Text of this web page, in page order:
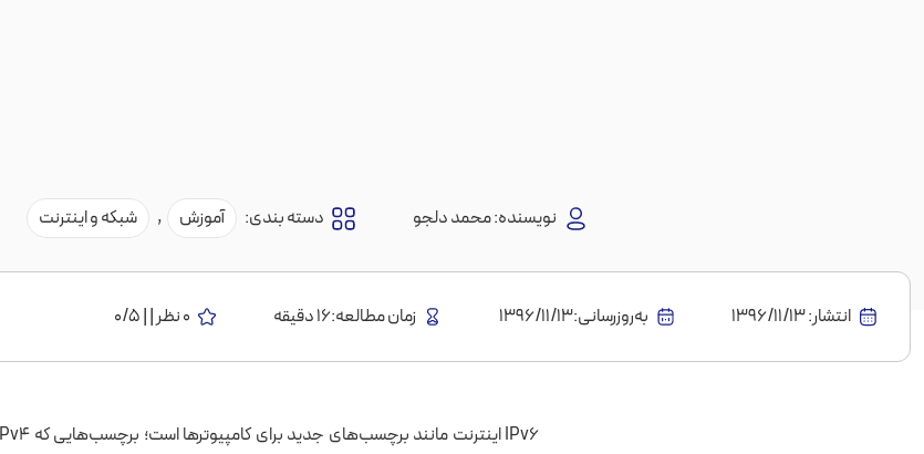
نویسنده:محمد دلجو دسته بندی: آموزش , شبکه و اینترنت
انتشار:1396/11/13 به‌روز‌رسانی:۱۳۹۶/۱۱/۱۳ زمان مطالعه:16 دقیقه 0 نظر | | 0/5